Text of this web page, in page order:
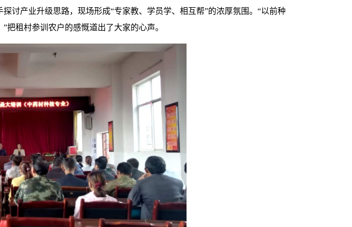
讨产业升级思路，现场形成“专家教、学员学、相互帮”的浓厚氛围。“以前种
租村参训农户的感慨道出了大家的心声。